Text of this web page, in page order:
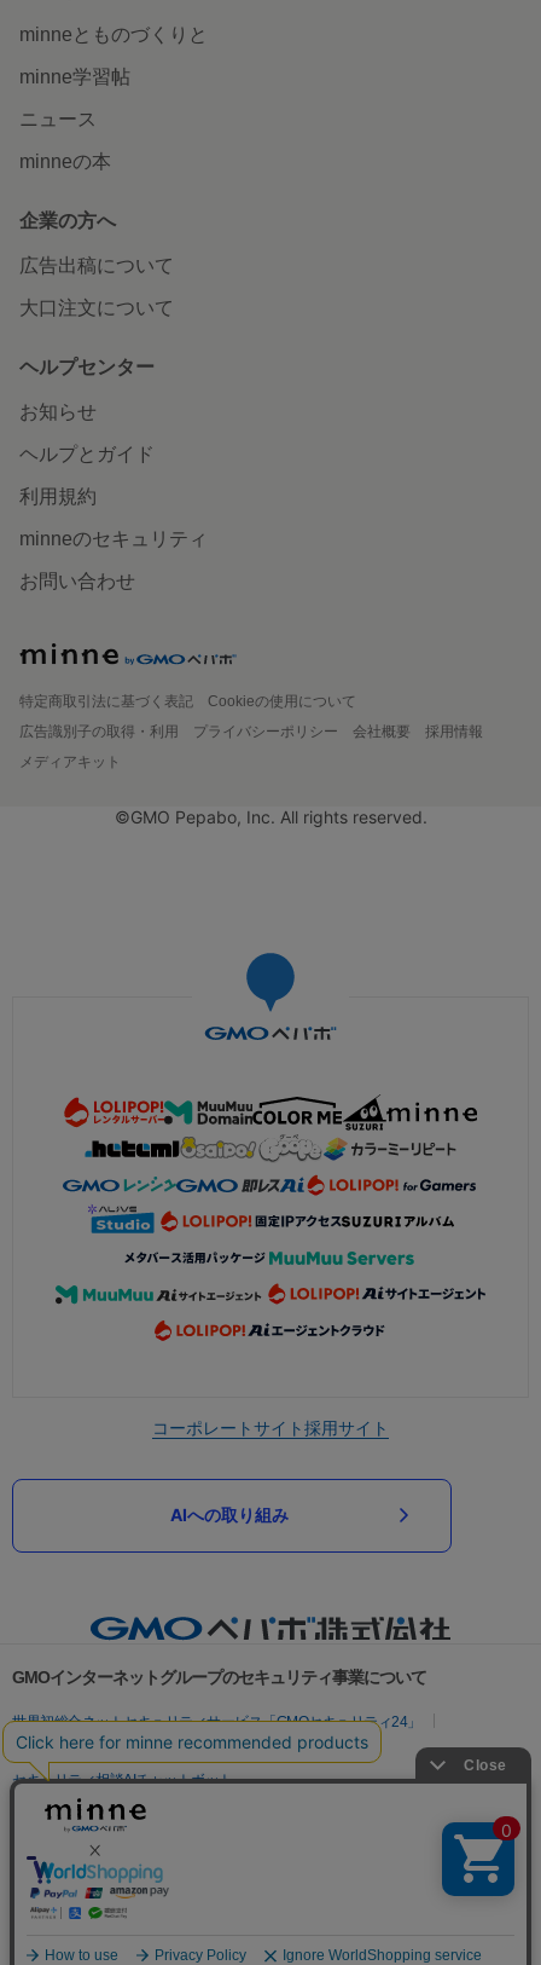
minneとものづくりと
minne学習帖
ニュース
minneの本
企業の方へ
広告出稿について
大口注文について
ヘルプセンター
お知らせ
ヘルプとガイド
利用規約
minneのセキュリティ
お問い合わせ
特定商取引法に基づく表記
Cookieの使用について
広告識別子の取得・利用
プライバシーポリシー 会社概要
採用情報
メディアキット
©GMO Pepabo, Inc. All rights reserved.
コーポレートサイト採用サイト
AIへの取り組み
GMOインターネットグループのセキュリティ事業について
世界初総合ネットセキュリティサービス「GMOセキュリティ24」
パスワード漏洩診断
Webサイトリスク診断
セキュリティ相談AIチャットボット
実在証明・盗聴対策
サイバー攻撃対策（GMO Flatt Security）
セキュリティ事業の軌跡